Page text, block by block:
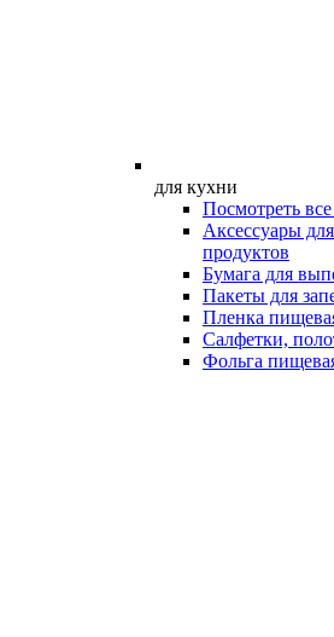
для кухни
Посмотреть
Аксессуары
продуктов
Бумага для
Пакеты для
Пленка
Салфетки,
Фольга